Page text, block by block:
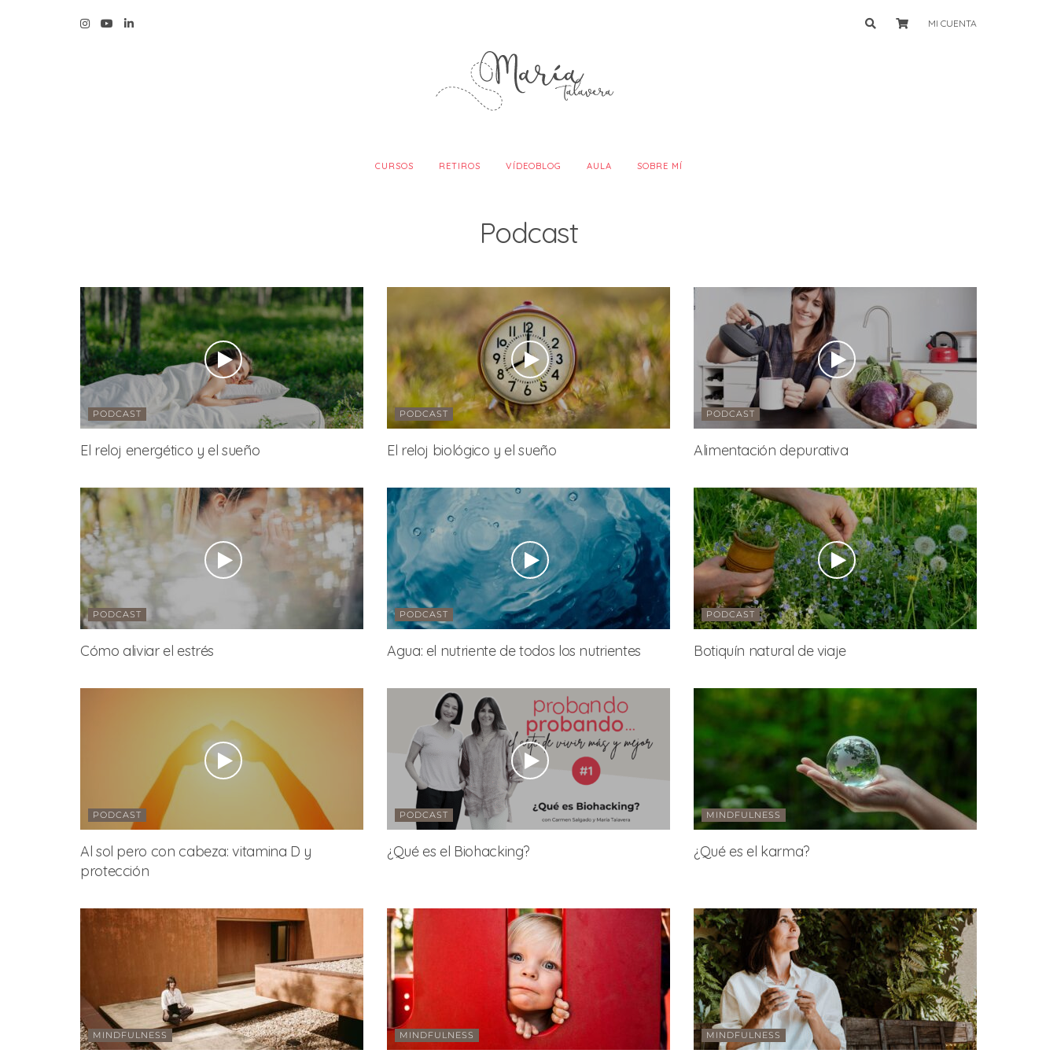
MI CUENTA
CURSOS RETIROS VÍDEOBLOG AULA SOBRE MÍ
Podcast
PODCAST
El reloj energético y el sueño
PODCAST
El reloj biológico y el sueño
PODCAST
Alimentación depurativa
PODCAST
Cómo aliviar el estrés
PODCAST
Agua: el nutriente de todos los nutrientes
PODCAST
Botiquín natural de viaje
PODCAST
Al sol pero con cabeza: vitamina D y
protección
PODCAST
¿Qué es el Biohacking?
MINDFULNESS
¿Qué es el karma?
MINDFULNESS MINDFULNESS MINDFULNESS